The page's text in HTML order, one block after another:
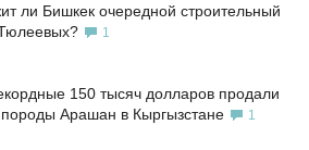
ли Бишкек очередной строительный
1
150 тысяч долларов продали
Арашан в Кыргызстане
1